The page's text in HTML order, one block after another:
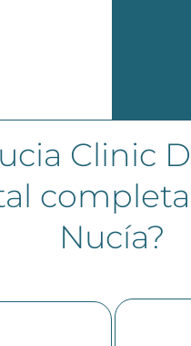
Clinic
Nucía?